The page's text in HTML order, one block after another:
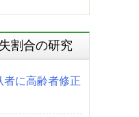
割合の研究
者に高齢者修正